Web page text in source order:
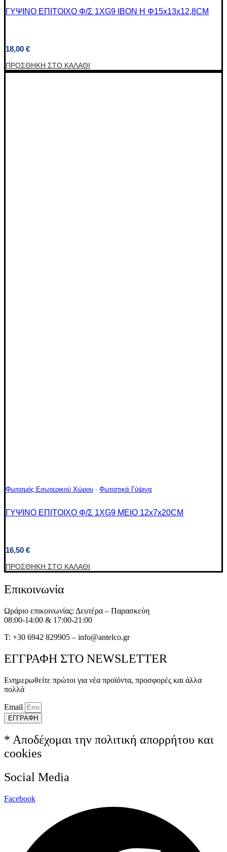
ΓΥΨΙΝΟ ΕΠΙΤΟΙΧΟ Φ/Σ 1XG9 IBON H Φ15x13x12,8CM
18,00 €
ΠΡΟΣΘΉΚΗ ΣΤΟ ΚΑΛΆΘΙ
Φωτισμός Εσωτερικού Χώρου - Φωτιστικά Γύψινα
ΓΥΨΙΝΟ ΕΠΙΤΟΙΧΟ Φ/Σ 1XG9 MEIO 12x7x20CM
16,50 €
ΠΡΟΣΘΉΚΗ ΣΤΟ ΚΑΛΆΘΙ
Επικοινωνία
Ωράριο επικοινωνίας: Δευτέρα – Παρασκεύη
08:00-14:00 & 17:00-21:00
T: +30 6942 829905 – info@antelco.gr
ΕΓΓΡΑΦΗ ΣΤΟ NEWSLETTER
Ενημερωθείτε πρώτοι για νέα προϊόντα, προσφορές και άλλα
πολλά
Email
ΕΓΓΡΑΦΗ
* Αποδέχομαι την πολιτική απορρήτου και
cookies
Social Media
Facebook